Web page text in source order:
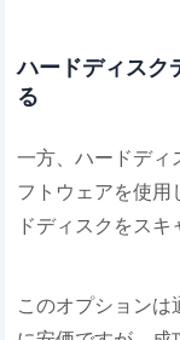
ハードディスク
る
一方、ハードディ
フトウェアを使用
ドディスクをスキ
このオプション